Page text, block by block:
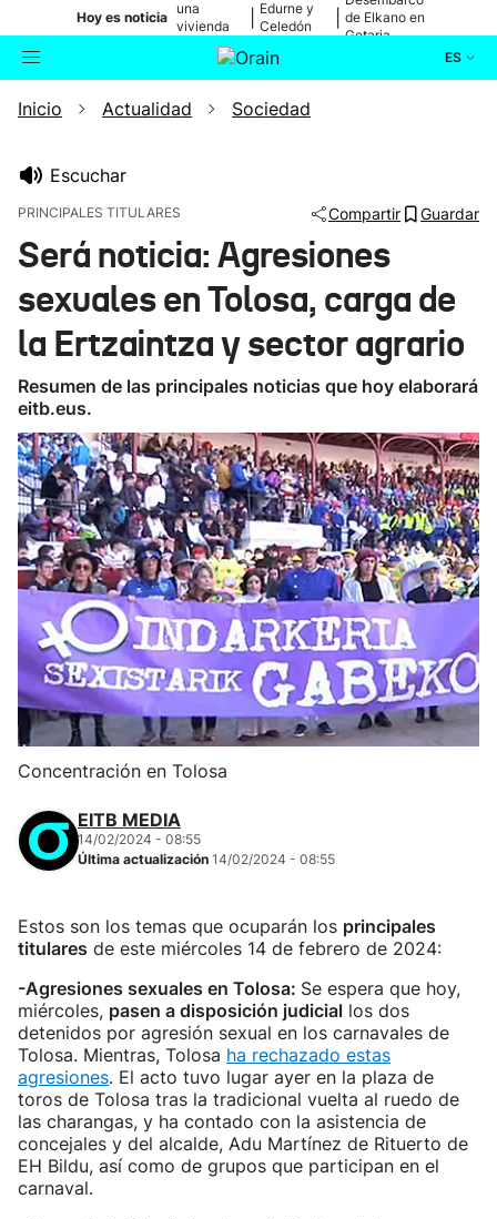
Hoy es noticia
una
vivienda
de Bilbao
Edurne y
Celedón
de Elkano en
Getaria
ES
Buscador Actualidad
Ikusmiran
Eguraldia
Inicio Actualidad Sociedad
Escuchar
PRINCIPALES TITULARES Compartir Guardar
Será noticia: Agresiones
sexuales en Tolosa, carga de
la Ertzaintza y sector agrario
Resumen de las principales noticias que hoy elaborará
eitb.eus.
Concentración en Tolosa
EITB MEDIA
14/02/2024 - 08:55
Última actualización 14/02/2024 - 08:55
Estos son los temas que ocuparán los principales
titulares de este miércoles 14 de febrero de 2024:
-Agresiones sexuales en Tolosa: Se espera que hoy,
miércoles, pasen a disposición judicial los dos
detenidos por agresión sexual en los carnavales de
Tolosa. Mientras, Tolosa ha rechazado estas
agresiones. El acto tuvo lugar ayer en la plaza de
toros de Tolosa tras la tradicional vuelta al ruedo de
las charangas, y ha contado con la asistencia de
concejales y del alcalde, Adu Martínez de Rituerto de
EH Bildu, así como de grupos que participan en el
carnaval.